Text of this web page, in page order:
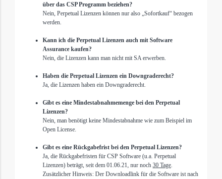
über das CSP Programm beziehen?
Nein, Perpetual Lizenzen können nur also „Sofortkauf“ bezogen
werden.
Kann ich die Perpetual Lizenzen auch mit Software
Assurance kaufen?
Nein, die Lizenzen kann man nicht mit SA erwerben.
Haben die Perpetual Lizenzen ein Downgraderecht?
Ja, die Lizenzen haben ein Downgraderecht.
Gibt es eine Mindestabnahmemenge bei den Perpetual
Lizenzen?
Nein, man benötigt keine Mindestabnahme wie zum Beispiel im
Open License.
Gibt es eine Rückgabefrist bei den Perpetual Lizenzen?
Ja, die Rückgabefristen für CSP Software (u.a. Perpetual
Lizenzen) beträgt, seit dem 01.06.21, nur noch 30 Tage.
Zusätzlicher Hinweis: Der Downloadlink für die Software ist nach